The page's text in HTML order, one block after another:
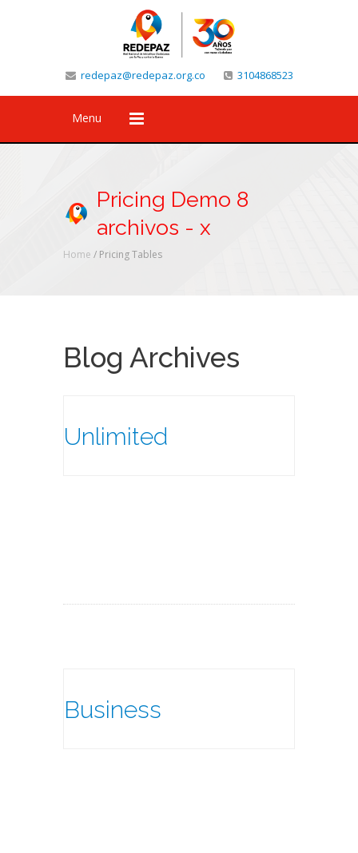
redepaz@redepaz.org.co 3104868523
Menu
Pricing Demo 8
archivos - x
Home / Pricing Tables
Blog Archives
Unlimited
Business